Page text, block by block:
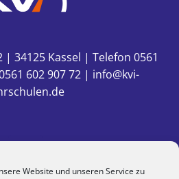
Website und unseren Service zu
| 34125 Kassel | Telefon 0561
602 907 72 | info@kvi-